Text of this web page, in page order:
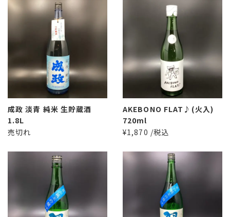
成政 淡青 純米 生貯蔵酒
1.8L
売切れ
AKEBONO FLAT♪(火入)
720ml
¥1,870 /税込